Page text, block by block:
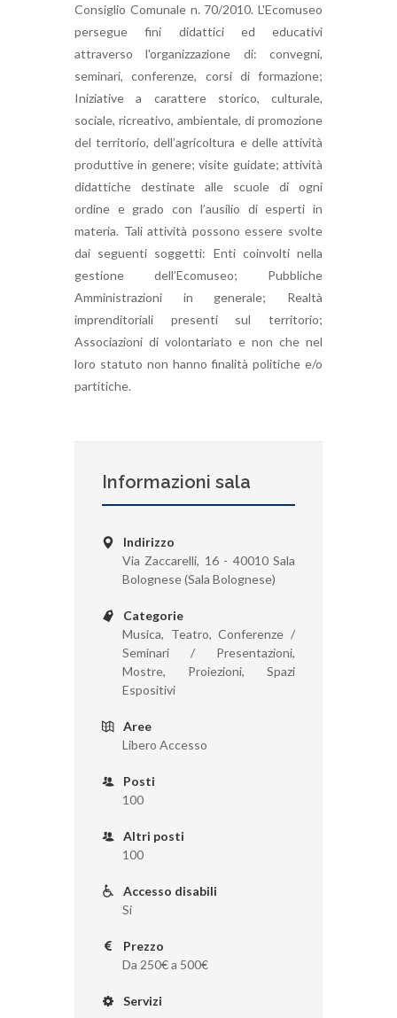
Consiglio Comunale n. 70/2010. L'Ecomuseo
persegue fini didattici ed educativi
attraverso l'organizzazione di: convegni,
seminari, conferenze, corsi di formazione;
Iniziative a carattere storico, culturale,
sociale, ricreativo, ambientale, di promozione
del territorio, dell’agricoltura e delle attività
produttive in genere; visite guidate; attività
didattiche destinate alle scuole di ogni
ordine e grado con l’ausilio di esperti in
materia. Tali attività possono essere svolte
dai seguenti soggetti: Enti coinvolti nella
gestione dell’Ecomuseo; Pubbliche
Amministrazioni in generale; Realtà
imprenditoriali presenti sul territorio;
Associazioni di volontariato e non che nel
loro statuto non hanno finalità politiche e/o
partitiche.
Informazioni sala
Indirizzo
Via Zaccarelli, 16 - 40010 Sala
Bolognese (Sala Bolognese)
Categorie
Musica, Teatro, Conferenze /
Seminari / Presentazioni,
Mostre, Proiezioni, Spazi
Espositivi
Aree
Libero Accesso
Posti
100
Altri posti
100
Accesso disabili
Si
Prezzo
Da 250€ a 500€
Servizi